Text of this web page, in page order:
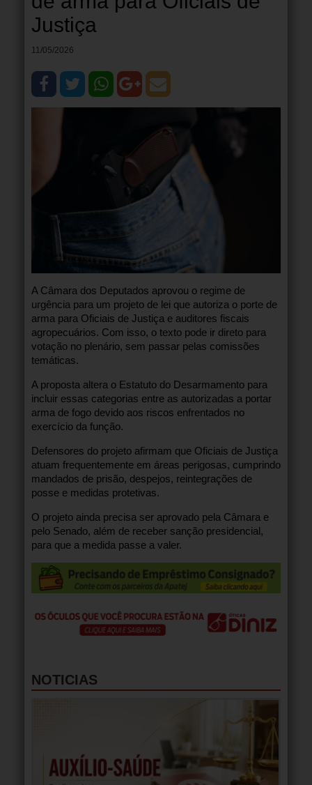
Justiça
11/05/2026
A Câmara dos Deputados aprovou o regime de
urgência para um projeto de lei que autoriza o porte de
arma para Oficiais de Justiça e auditores fiscais
agropecuários. Com isso, o texto pode ir direto para
votação no plenário, sem passar pelas comissões
temáticas.
A proposta altera o Estatuto do Desarmamento para
incluir essas categorias entre as autorizadas a portar
arma de fogo devido aos riscos enfrentados no
exercício da função.
Defensores do projeto afirmam que Oficiais de Justiça
atuam frequentemente em áreas perigosas, cumprindo
mandados de prisão, despejos, reintegrações de
posse e medidas protetivas.
O projeto ainda precisa ser aprovado pela Câmara e
pelo Senado, além de receber sanção presidencial,
para que a medida passe a valer.
NOTICIAS